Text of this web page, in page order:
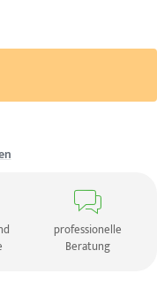
professionelle
Beratung